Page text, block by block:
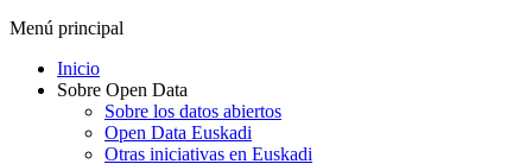
Menú principal
Inicio
Sobre Open Data
Sobre los datos abiertos
Open Data Euskadi
Otras iniciativas en Euskadi